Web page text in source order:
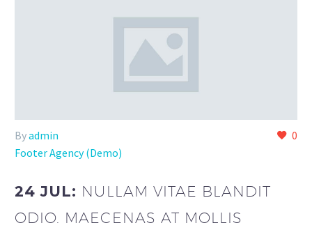
0
Byadmin
Footer Agency (Demo)
24 JUL: NULLAM VITAE BLANDIT
ODIO. MAECENAS AT MOLLIS